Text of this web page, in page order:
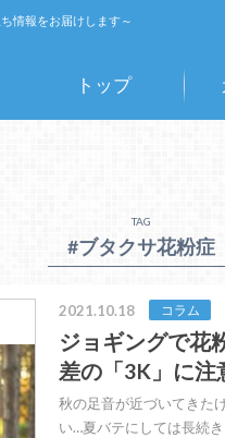
情報をお届けします～
トップ
TAG
#ブタクサ花粉症
2021.10.18 コラム
ジョギングで花
差の「3K」に注
秋の足音が近づいてきた
い…夏バテにしては長続